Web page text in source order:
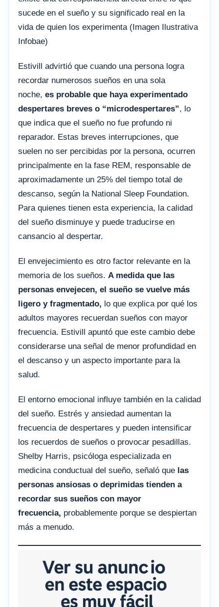
sucede en el sueño y su significado real en la
vida de quien los experimenta (Imagen Ilustrativa
Infobae)
Estivill advirtió que cuando una persona logra
recordar numerosos sueños en una sola
noche, es probable que haya experimentado
despertares breves o “microdespertares”, lo
que indica que el sueño no fue profundo ni
reparador. Estas breves interrupciones, que
suelen no ser percibidas por la persona, ocurren
principalmente en la fase REM, responsable de
aproximadamente un 25% del tiempo total de
descanso, según la National Sleep Foundation.
Para quienes tienen esta experiencia, la calidad
del sueño disminuye y puede traducirse en
cansancio al despertar.
El envejecimiento es otro factor relevante en la
memoria de los sueños. A medida que las
personas envejecen, el sueño se vuelve más
ligero y fragmentado, lo que explica por qué los
adultos mayores recuerdan sueños con mayor
frecuencia. Estivill apuntó que este cambio debe
considerarse una señal de menor profundidad en
el descanso y un aspecto importante para la
salud.
El entorno emocional influye también en la calidad
del sueño. Estrés y ansiedad aumentan la
frecuencia de despertares y pueden intensificar
los recuerdos de sueños o provocar pesadillas.
Shelby Harris, psicóloga especializada en
medicina conductual del sueño, señaló que las
personas ansiosas o deprimidas tienden a
recordar sus sueños con mayor
frecuencia, probablemente porque se despiertan
más a menudo.